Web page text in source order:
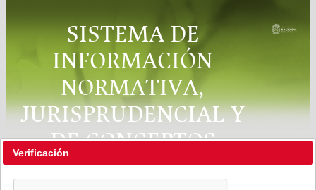
SISTEMA DE
INFORMACIÓN
NORMATIVA,
JURISPRUDENCIAL Y
DE CONCEPTOS
"RÉGIMEN LEGAL"
Verificación